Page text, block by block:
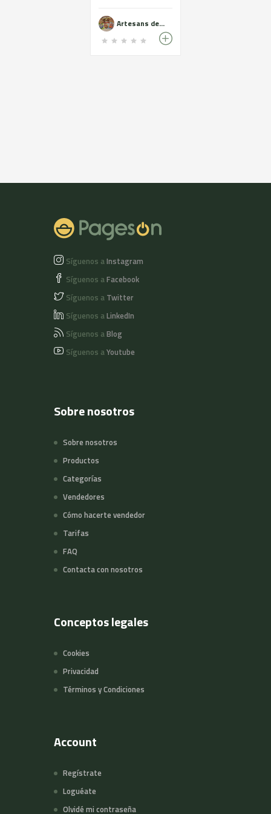
panceta,unchorizo,
una secallona y un
fuet de sabores
Artesans de l'Abel
Síguenos aInstagram
Síguenos aFacebook
Síguenos a Twitter
Síguenos aLinkedIn
Síguenos aBlog
Síguenos aYoutube
Sobre nosotros
Sobre nosotros
Productos
Categorías
Vendedores
Cómo hacerte vendedor
Tarifas
FAQ
Contacta con nosotros
Conceptos legales
Cookies
Privacidad
Términos y Condiciones
Account
Regístrate
Loguéate
Olvidé mi contraseña